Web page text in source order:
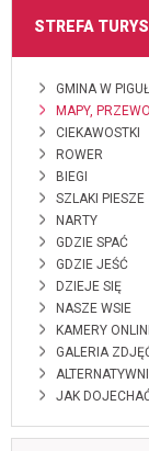
MENU
STREFA
GMINA W
MAPY,
CIEKAWOSTKI
ROWER
BIEGI
SZLAKI PIESZE
NARTY
GDZIE SPAĆ
GDZIE JEŚĆ
DZIEJE SIĘ
NASZE WSIE
KAMERY
GALERIA
JAK